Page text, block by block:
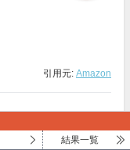
引用元: Amazon
結果一覧